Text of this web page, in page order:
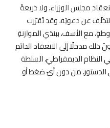
مجلس الوزراء، ولا ذريعةَ
عن دعوتِه، وقد تَقرّرت
مع الأسف، ببندَي الموازنةِ
ذلك مدخلًا إلى الانعقاد الدائم
النظام الديمقراطيّ، السلطة
الدستور، من دون أيّ ضغط أو